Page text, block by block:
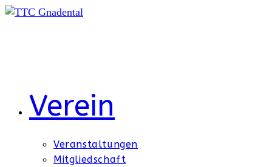
Zum
Verein
Veranstaltungen
Mitgliedschaft